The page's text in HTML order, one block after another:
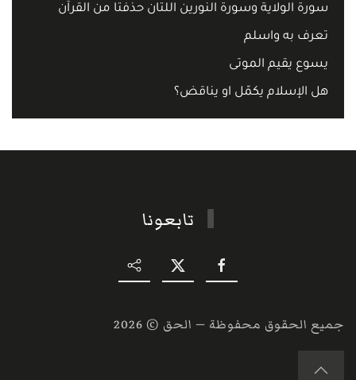
سورة الولاية وسورة النورين اللتان حذفتا من القرآن
تعرف به واسلم
يسوع يقيم الموتى
هل الإسلام يكمّل او يناقض؟
تابعونا
جميع الحقوق محفوظة — الحق © 2026